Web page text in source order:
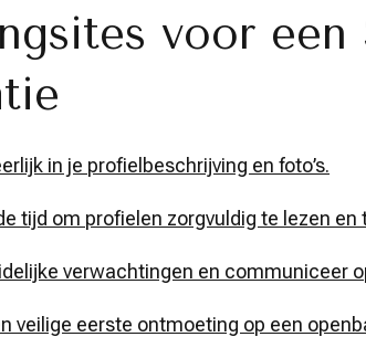
voor een
in je profielbeschrijving en foto’s.
tijd om profielen zorgvuldig te lezen en
verwachtingen en communiceer
veilige eerste ontmoeting op een